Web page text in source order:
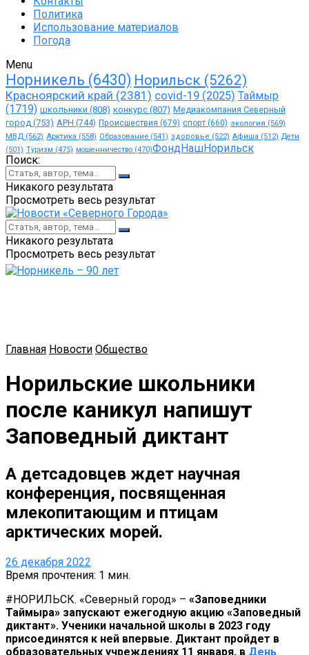
Политика
Использование материалов
Погода
Menu
Норникель (6430) Норильск (5262)
Красноярский край (2381) covid-19 (2025) Таймыр
(1719) школьники (808) конкурс (807) Медиакомпания Северный
город (753) АРН (744) Происшествия (679) спорт (660) экология (569)
МВД (562) Арктика (558) Образование (541) здоровье (522) Афиша (512) Дети
(501) Туризм (475) мошенничество (470)ФондНашНорильск
Поиск:
Никакого результата
Просмотреть весь результат
Никакого результата
Просмотреть весь результат
Главная Новости Общество
Норильские школьники
после каникул напишут
Заповедный диктант
А детсадовцев ждет научная
конференция, посвященная
млекопитающим и птицам
арктических морей.
26 декабря 2022
Время прочтения: 1 мин.
#НОРИЛЬСК. «Северный город» – «Заповедники
Таймыра» запускают ежегодную акцию «Заповедный
диктант». Ученики начальной школы в 2023 году
присоединятся к ней впервые. Диктант пройдет в
образовательных учреждениях 11 января, в День